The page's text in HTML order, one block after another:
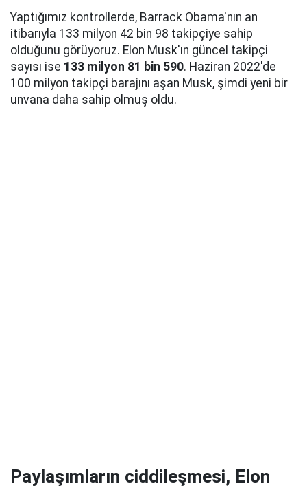
Yaptığımız kontrollerde, Barrack Obama'nın an
itibarıyla 133 milyon 42 bin 98 takipçiye sahip
olduğunu görüyoruz. Elon Musk'ın güncel takipçi
sayısı ise 133 milyon 81 bin 590. Haziran 2022'de
100 milyon takipçi barajını aşan Musk, şimdi yeni bir
unvana daha sahip olmuş oldu.
Paylaşımların ciddileşmesi, Elon